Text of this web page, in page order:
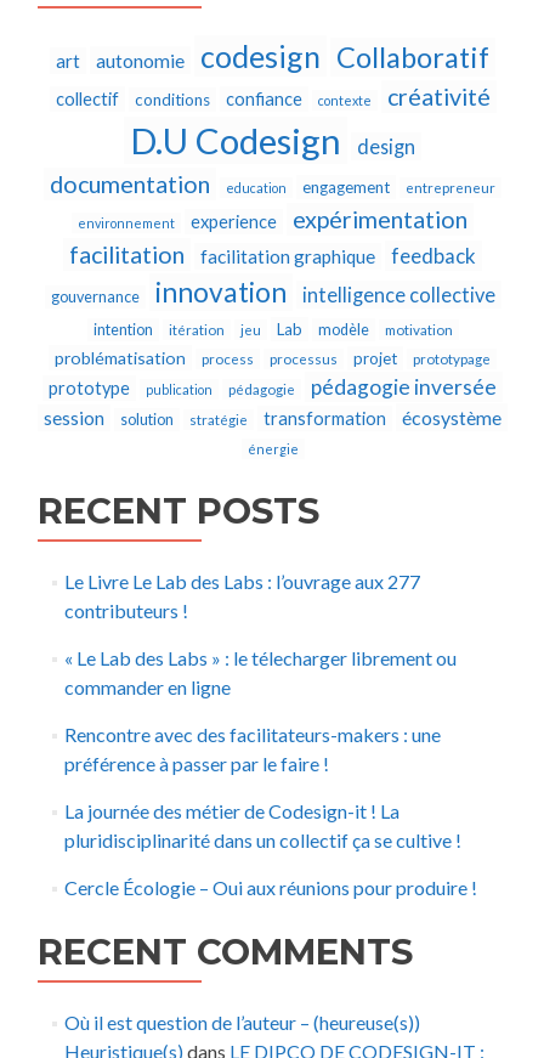
art autonomie codesign Collaboratif
collectif conditions confiance contexte créativité
D.U Codesign design
documentation education engagement entrepreneur
environnement experience
expérimentation
facilitation
facilitation graphique feedback
gouvernance innovation intelligence collective
intention itération jeu Lab modèle motivation
problématisation process processus projet prototypage
prototype publication pédagogie pédagogie inversée
session solution stratégie transformation écosystème
énergie
RECENT POSTS
Le Livre Le Lab des Labs : l’ouvrage aux 277
contributeurs !
« Le Lab des Labs » : le télecharger librement ou
commander en ligne
Rencontre avec des facilitateurs-makers : une
préférence à passer par le faire !
La journée des métier de Codesign-it ! La
pluridisciplinarité dans un collectif ça se cultive !
Cercle Écologie – Oui aux réunions pour produire !
RECENT COMMENTS
Où il est question de l’auteur – (heureuse(s))
Heuristique(s)dans LE DIPCO DE CODESIGN-IT :